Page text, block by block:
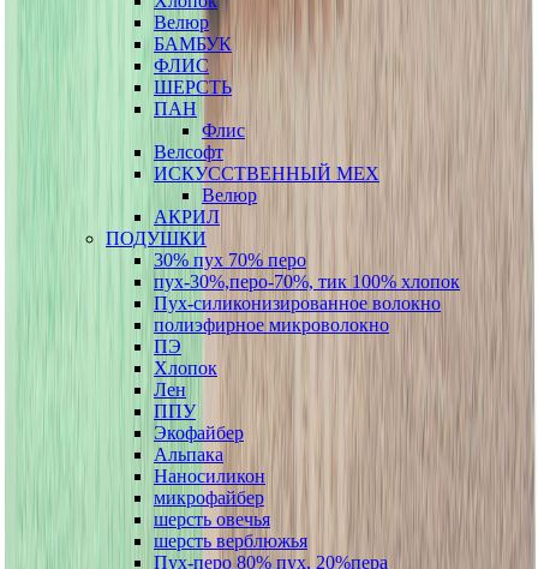
Велюр
БАМБУК
ФЛИС
ШЕРСТЬ
ПАН
Флис
Велсофт
ИСКУССТВЕННЫЙ МЕХ
Велюр
АКРИЛ
ПОДУШКИ
30% пух 70% перо
пух-30%,перо-70%, тик 100% хлопок
Пух-силиконизированное волокно
полиэфирное микроволокно
ПЭ
Хлопок
Лен
ППУ
Экофайбер
Альпака
Наносиликон
микрофайбер
шерсть овечья
шерсть верблюжья
Пух-перо 80% пух, 20%пера